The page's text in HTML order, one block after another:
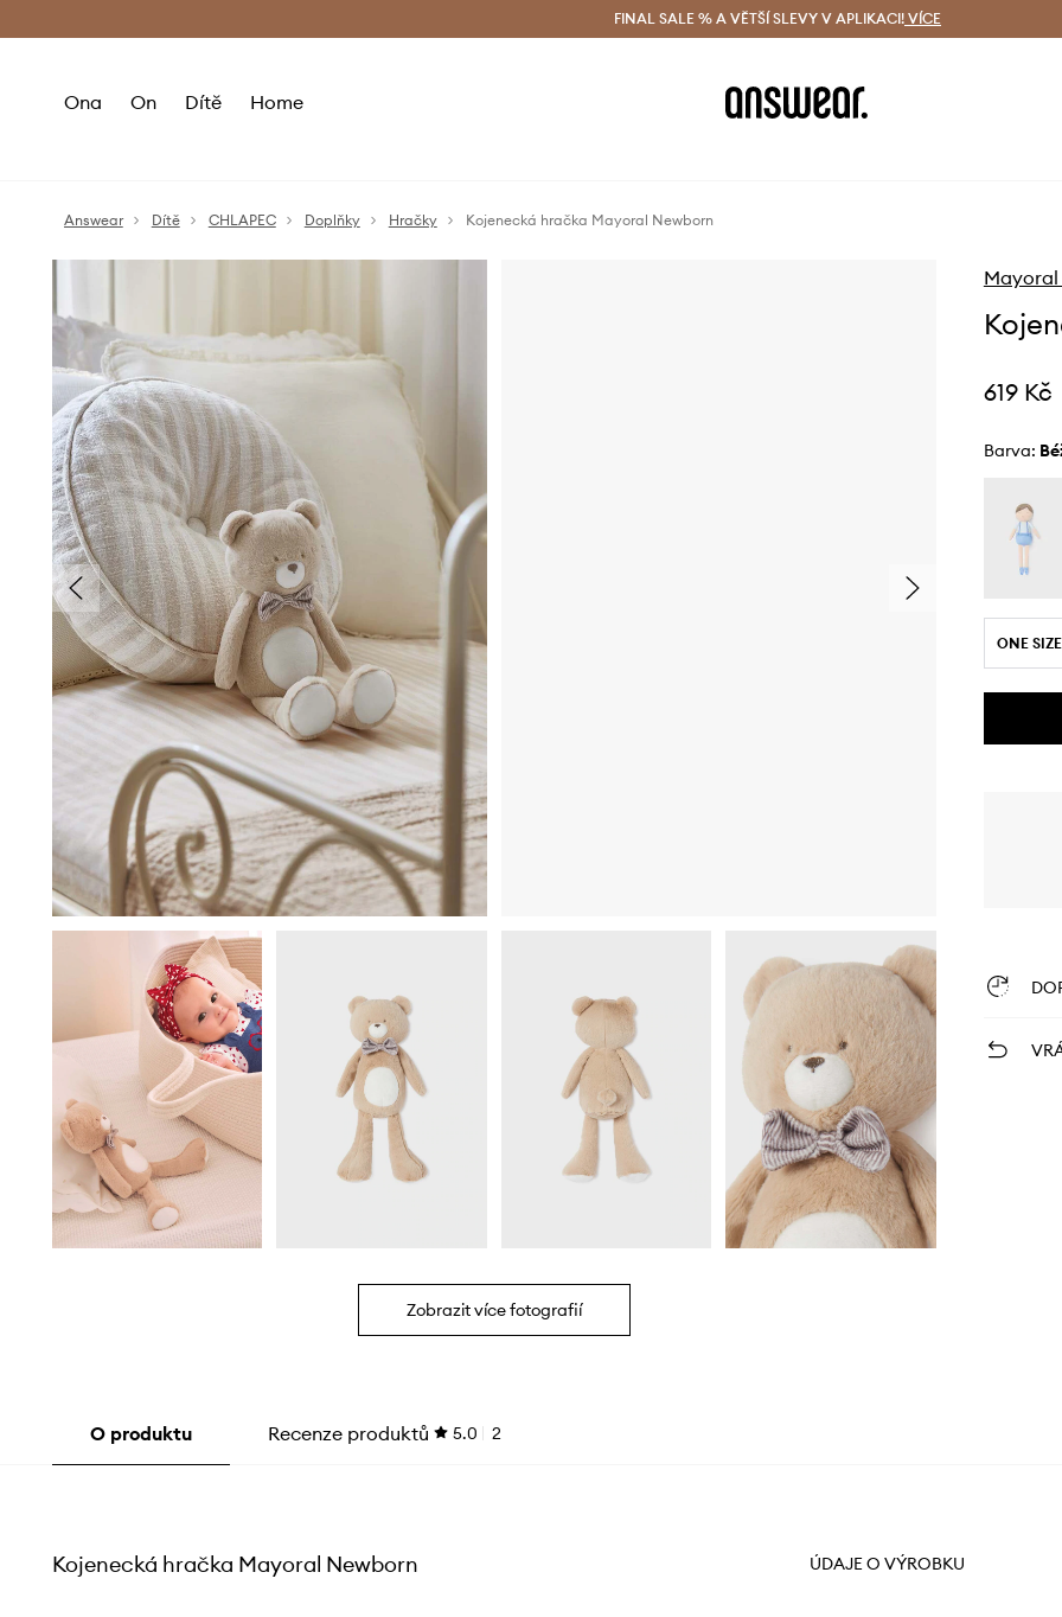
Doručení a vrácení zdarma (od 1800 Kč) Doručení i do 24 h
FINAL SALE % A VĚTŠÍ SLEVY V APLIKACI! VÍCE
Ona On Dítě Home
Answear Dítě CHLAPEC Doplňky Hračky Kojenecká hračka Mayoral Newborn
Zobrazit více fotografií
619 Kč
Barva:
ONE SIZE
O produktu Recenze produktů 5.0 2
Kojenecká hračka Mayoral Newborn ÚDAJE O VÝROBKU